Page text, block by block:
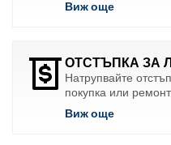
Виж още
ОТСТЪПКА ЗА
Натрупвайте
покупка или ремонт
Виж още